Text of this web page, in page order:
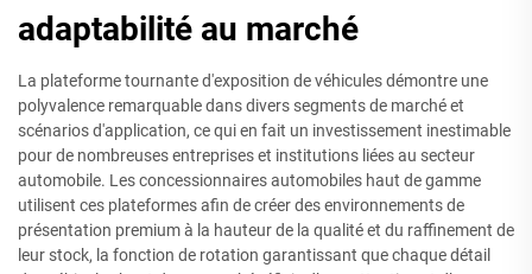
adaptabilité au marché
La plateforme tournante d'exposition de véhicules démontre une
polyvalence remarquable dans divers segments de marché et
scénarios d'application, ce qui en fait un investissement inestimable
pour de nombreuses entreprises et institutions liées au secteur
automobile. Les concessionnaires automobiles haut de gamme
utilisent ces plateformes afin de créer des environnements de
présentation premium à la hauteur de la qualité et du raffinement de
leur stock, la fonction de rotation garantissant que chaque détail